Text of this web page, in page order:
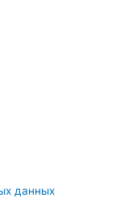
данных